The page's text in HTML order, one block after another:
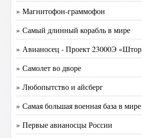
» Магнитофон-граммофон
» Самый длинный корабль в мире
» Авианосец - Проект 23000Э
» Самолет во дворе
» Любопытство и айсберг
» Самая большая военная база в мире
» Первые авианосцы России